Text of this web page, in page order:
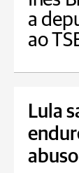
a
ao
Lula